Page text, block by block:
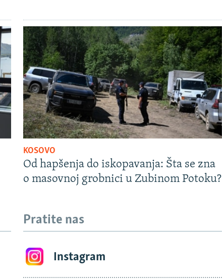
KOSOVO
Od hapšenja do iskopavanja: Šta se zna
o masovnoj grobnici u Zubinom Potoku?
Pratite nas
Instagram